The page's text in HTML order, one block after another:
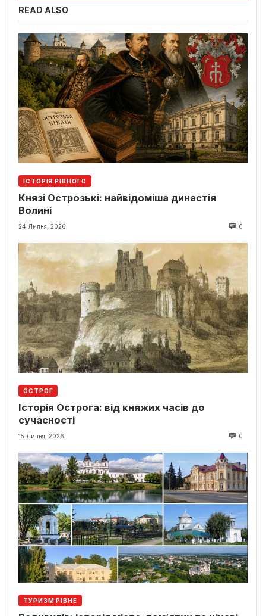
READ ALSO
ІСТОРІЯ РІВНОГО
Князі Острозькі: найвідоміша династія
Волині
24 Липня, 2026 0
ОСТРОГ
Історія Острога: від княжих часів до
сучасності
15 Липня, 2026 0
ТУРИЗМ РІВНЕ